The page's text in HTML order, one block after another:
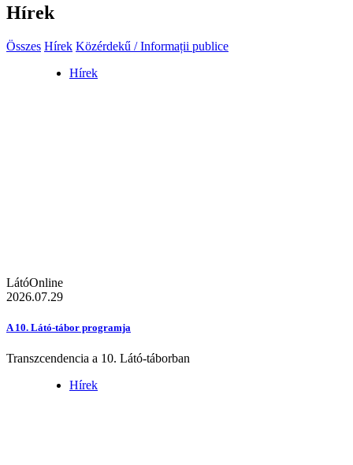
Hírek
Összes Hírek Közérdekű / Informații publice
Hírek
LátóOnline
2026.07.29
A 10. Látó-tábor programja
Transzcendencia a 10. Látó-táborban
Hírek